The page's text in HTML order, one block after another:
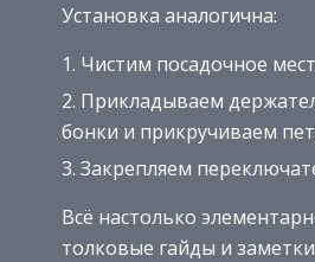
Установка аналогична:
Чистим посадочное
Прикладываем
бонки и прикручиваем
Закрепляем
Всё настолько
толковые гайды и